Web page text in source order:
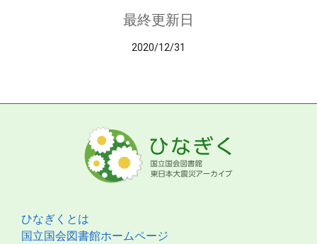
最終更新日
2020/12/31
ひなぎくとは
国立国会図書館ホームページ